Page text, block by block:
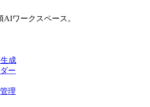
ワークスペース。
成
ー
理